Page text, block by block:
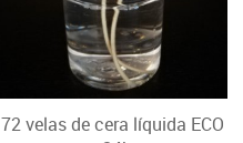
72 velas de cera líquida ECO